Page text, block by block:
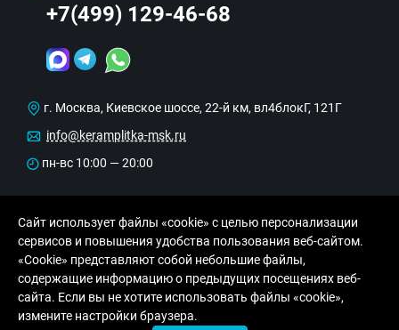
+7(499) 129-46-68
г. Москва, Киевское шоссе, 22-й км, вл4блокГ, 121Г
info@keramplitka-msk.ru
пн-вс 10:00 — 20:00
© Copyright 2013-2026 KERAMA MARAZZI, ООО
Сайт использует файлы «cookie» с целью персонализации
сервисов и повышения удобства пользования веб-сайтом.
«Cookie» представляют собой небольшие файлы,
содержащие информацию о предыдущих посещениях веб-
сайта. Если вы не хотите использовать файлы «cookie»,
измените настройки браузера.